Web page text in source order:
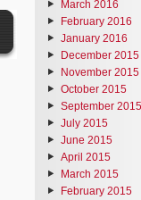
March 2016
February 2016
January 2016
December 2015
November 2015
October 2015
September 2015
July 2015
June 2015
April 2015
March 2015
February 2015